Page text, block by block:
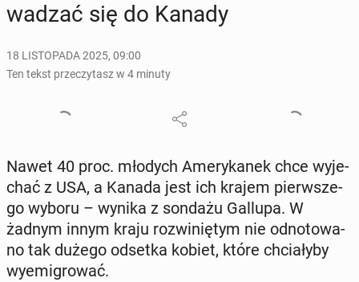
wa­dzać się do Kanady
18 LISTOPADA 2025, 09:00
Ten tekst przeczytasz w 4 minuty
Nawet 40 proc. młodych Ame­ry­ka­nek chce wy­je­
chać z USA, a Kanada jest ich krajem pierw­sze­
go wyboru – wynika z sondażu Gallupa. W
żadnym innym kraju roz­wi­nię­tym nie od­no­to­wa­
no tak dużego odsetka kobiet, które chcia­ły­by
wy­emi­gro­wać.